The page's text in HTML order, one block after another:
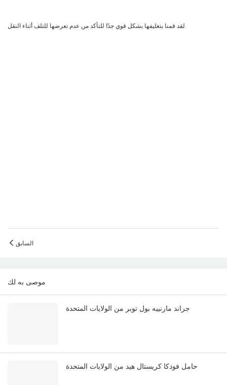
لقد قمنا بتغليفها بشكل قوي جدًا للتأكد من عدم تعرضها للتلف أثناء النقل.
السابق
موصى به لك
جراند مارنييه بول توبر من الولايات المتحدة
حامل فودكا كريستال هيد من الولايات المتحدة